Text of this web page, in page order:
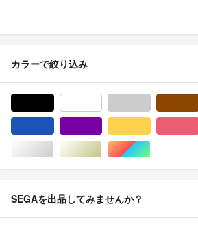
カラーで絞り込み
シルバー/銀色系ゴールド/金色系マルチカラー
SEGAを出品してみませんか？